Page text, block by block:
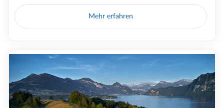
Mehr erfahren